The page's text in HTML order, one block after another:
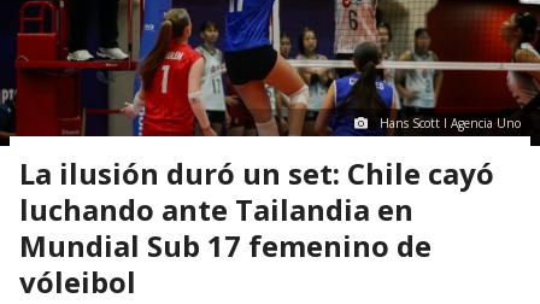
Hans Scott I Agencia Uno
La ilusión duró un set: Chile cayó
luchando ante Tailandia en
Mundial Sub 17 femenino de
vóleibol